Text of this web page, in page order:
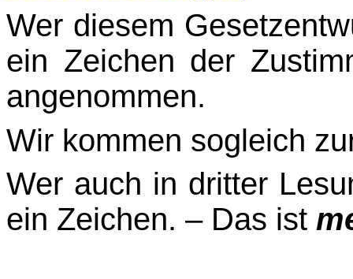
Wer diesem
ein Zeichen der
angenommen.
Wir kommen sogleich
Wer auch in dritter
ein Zeichen. – Das ist